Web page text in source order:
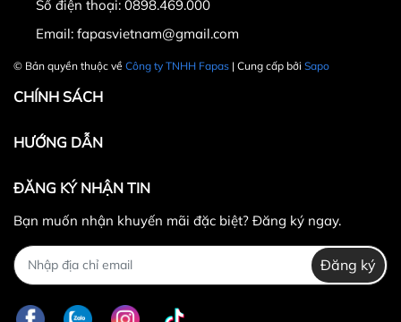
Hotline CSKH: 090 376 9205
Thời gian: Thứ Hai đến Thứ Bảy, từ 8h30 đến 17h.
Số điện thoại: 0898.469.000
Email: fapasvietnam@gmail.com
© Bản quyền thuộc về Công ty TNHH Fapas | Cung cấp bởi Sapo
CHÍNH SÁCH
HƯỚNG DẪN
ĐĂNG KÝ NHẬN TIN
Bạn muốn nhận khuyến mãi đặc biệt? Đăng ký ngay.
Đăng ký